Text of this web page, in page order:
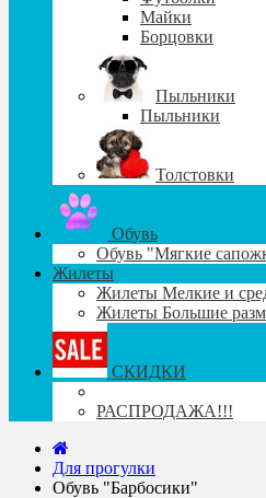
Майки
Борцовки
Пыльники
Пыльники
Толстовки
Обувь
Обувь "Мягкие
Жилеты
Жилеты Мелкие и
Жилеты Большие
СКИДКИ
РАСПРОДАЖА!!!
Для прогулки
Обувь "Барбосики"